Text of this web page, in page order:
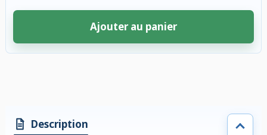
Ajouter au panier
Description